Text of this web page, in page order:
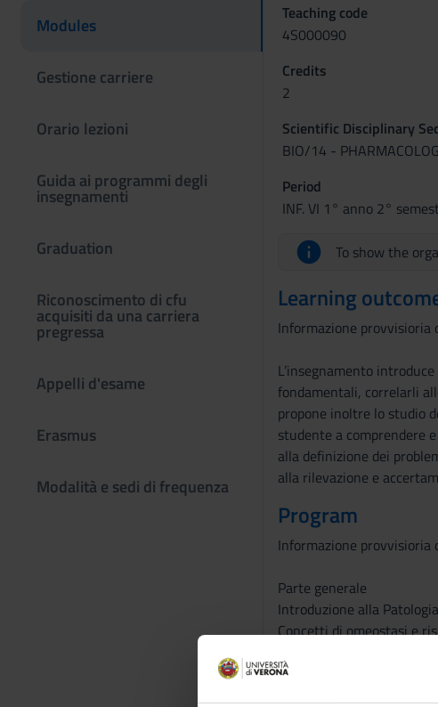
Modules
Gestione carriere
Orario lezioni
Guida ai programmi degli
insegnamenti
Graduation
Riconoscimento di cfu
acquisiti da una carriera
pregressa
Appelli d'esame
Erasmus
Modalità e sedi di frequenza
Teaching code
4S000090
Credits
2
Scientific Disciplinary
BIO/14 -
Period
INF. VI 1° anno 2°
To show the
Learning
Informazione provvisioria
L’insegnamento
fondamentali, correlarli
propone inoltre lo studio
studente a comprendere
alla definizione dei
alla rilevazione e
Program
Informazione provvisioria
Parte generale
Introduzione alla
Concetti di omeostasi e
Patologia cellulare:
a) alterazioni